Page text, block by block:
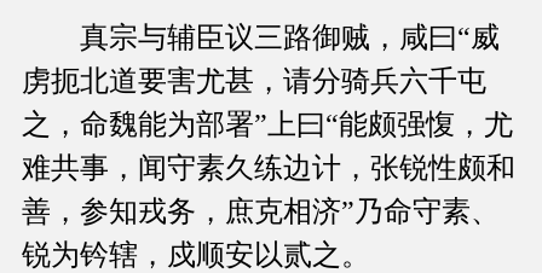
真宗与辅臣议三路御贼，咸曰“威
虏扼北道要害尤甚，请分骑兵六千屯
之，命魏能为部署”上曰“能颇强愎，尤
难共事，闻守素久练边计，张锐性颇和
善，参知戎务，庶克相济”乃命守素、
锐为钤辖，戍顺安以贰之。